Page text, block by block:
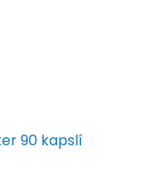
90 kapslí